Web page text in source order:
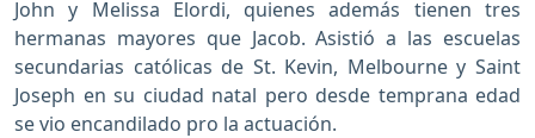
John y Melissa Elordi, quienes además tienen tres
hermanas mayores que Jacob. Asistió a las escuelas
secundarias católicas de St. Kevin, Melbourne y Saint
Joseph en su ciudad natal pero desde temprana edad
se vio encandilado pro la actuación.